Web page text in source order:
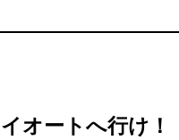
オートへ行け！